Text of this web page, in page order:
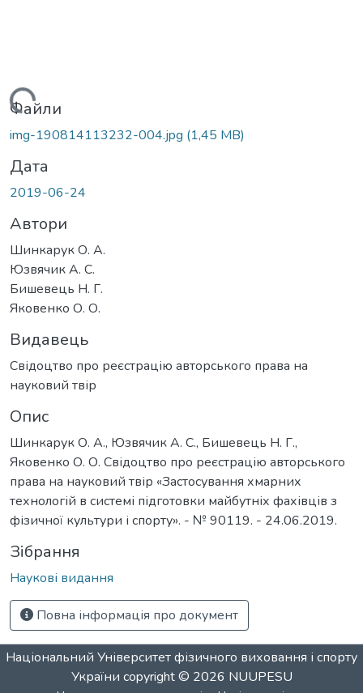
Вантажиться...
Файли
img-190814113232-004.jpg (1,45 MB)
Дата
2019-06-24
Автори
Шинкарук О. А.
Юзвячик А. С.
Бишевець Н. Г.
Яковенко О. О.
Видавець
Свідоцтво про реєстрацію авторського права на
науковий твір
Опис
Шинкарук О. А., Юзвячик А. С., Бишевець Н. Г.,
Яковенко О. О. Свідоцтво про реєстрацію авторського
права на науковий твір «Застосування хмарних
технологій в системі підготовки майбутніх фахівців з
фізичної культури і спорту». - № 90119. - 24.06.2019.
Зібрання
Наукові видання
Повна інформація про документ
Національний Університет фізичного виховання і спорту
України copyright © 2026 NUUPESU